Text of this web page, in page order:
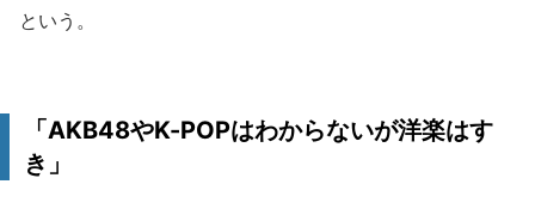
という。
「AKB48やK-POPはわからないが洋楽はす
き」